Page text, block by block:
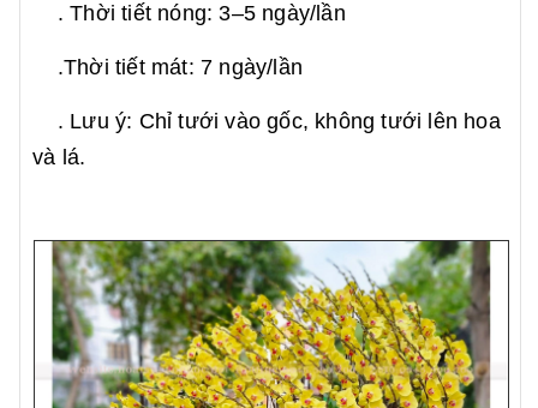
. Thời tiết nóng: 3–5 ngày/lần
.Thời tiết mát: 7 ngày/lần
. Lưu ý: Chỉ tưới vào gốc, không tưới lên hoa
và lá.